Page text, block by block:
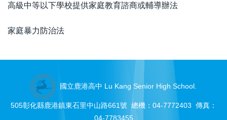
高級中等以下學校提供家庭教育諮商或輔導辦法
家庭暴力防治法
國立鹿港高中 Lu Kang Senior High School.
505彰化縣鹿港鎮東石里中山路661號 總機：04-7772403 傳真：
04-7783455